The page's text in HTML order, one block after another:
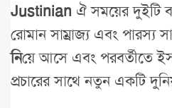
Justinian ঐ সময়ের দুইটি
রোমান সাম্রাজ্য এবং পারস্য
নিয়ে আসে এবং পরবর্তীতে
প্রচারের সাথে নতুন একটি